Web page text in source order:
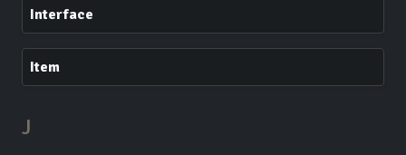
Interface
Item
J